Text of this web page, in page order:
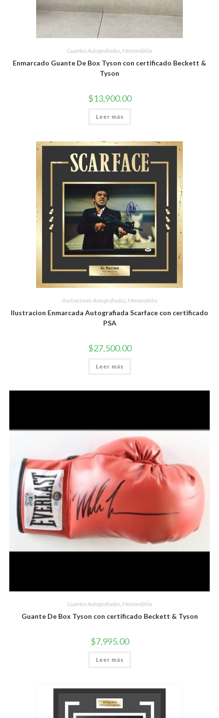
Guantes Autografiados, Memorabilia
Enmarcado Guante De Box Tyson con certificado Beckett &
Tyson
$13,900.00
Leer más
Ilustraciones Autografiadas Memorabilia
Ilustracion Enmarcada Autografiada Scarface con certificado
PSA
$27,500.00
Leer más
Guantes Autografiados, Memorabilia
Guante De Box Tyson con certificado Beckett & Tyson
$7,995.00
Leer más